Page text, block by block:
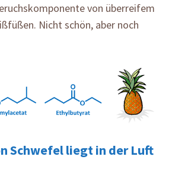
von überreifem
Nicht schön, aber noch
Schwefel liegt in der Luft